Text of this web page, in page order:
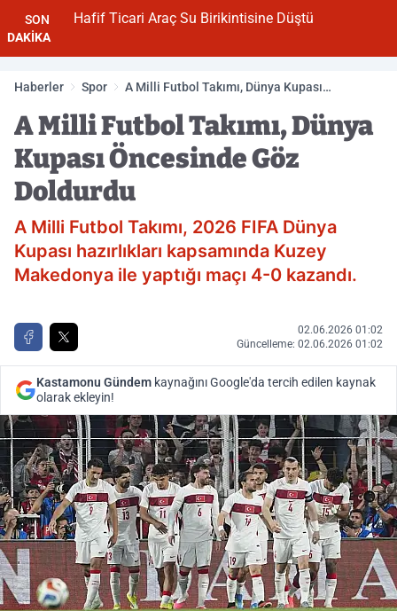
SON
DAKİKA
Hafif Ticari Araç Su Birikintisine Düştü
Haberler Spor
A Milli Futbol Takımı, Dünya Kupası
A Milli Futbol Takımı, Dünya
Kupası Öncesinde Göz
Doldurdu
A Milli Futbol Takımı, 2026 FIFA Dünya
Kupası hazırlıkları kapsamında Kuzey
Makedonya ile yaptığı maçı 4-0 kazandı.
02.06.2026 01:02
Güncelleme: 02.06.2026 01:02
Kastamonu Gündem kaynağını Google'da tercih edilen kaynak
olarak ekleyin!